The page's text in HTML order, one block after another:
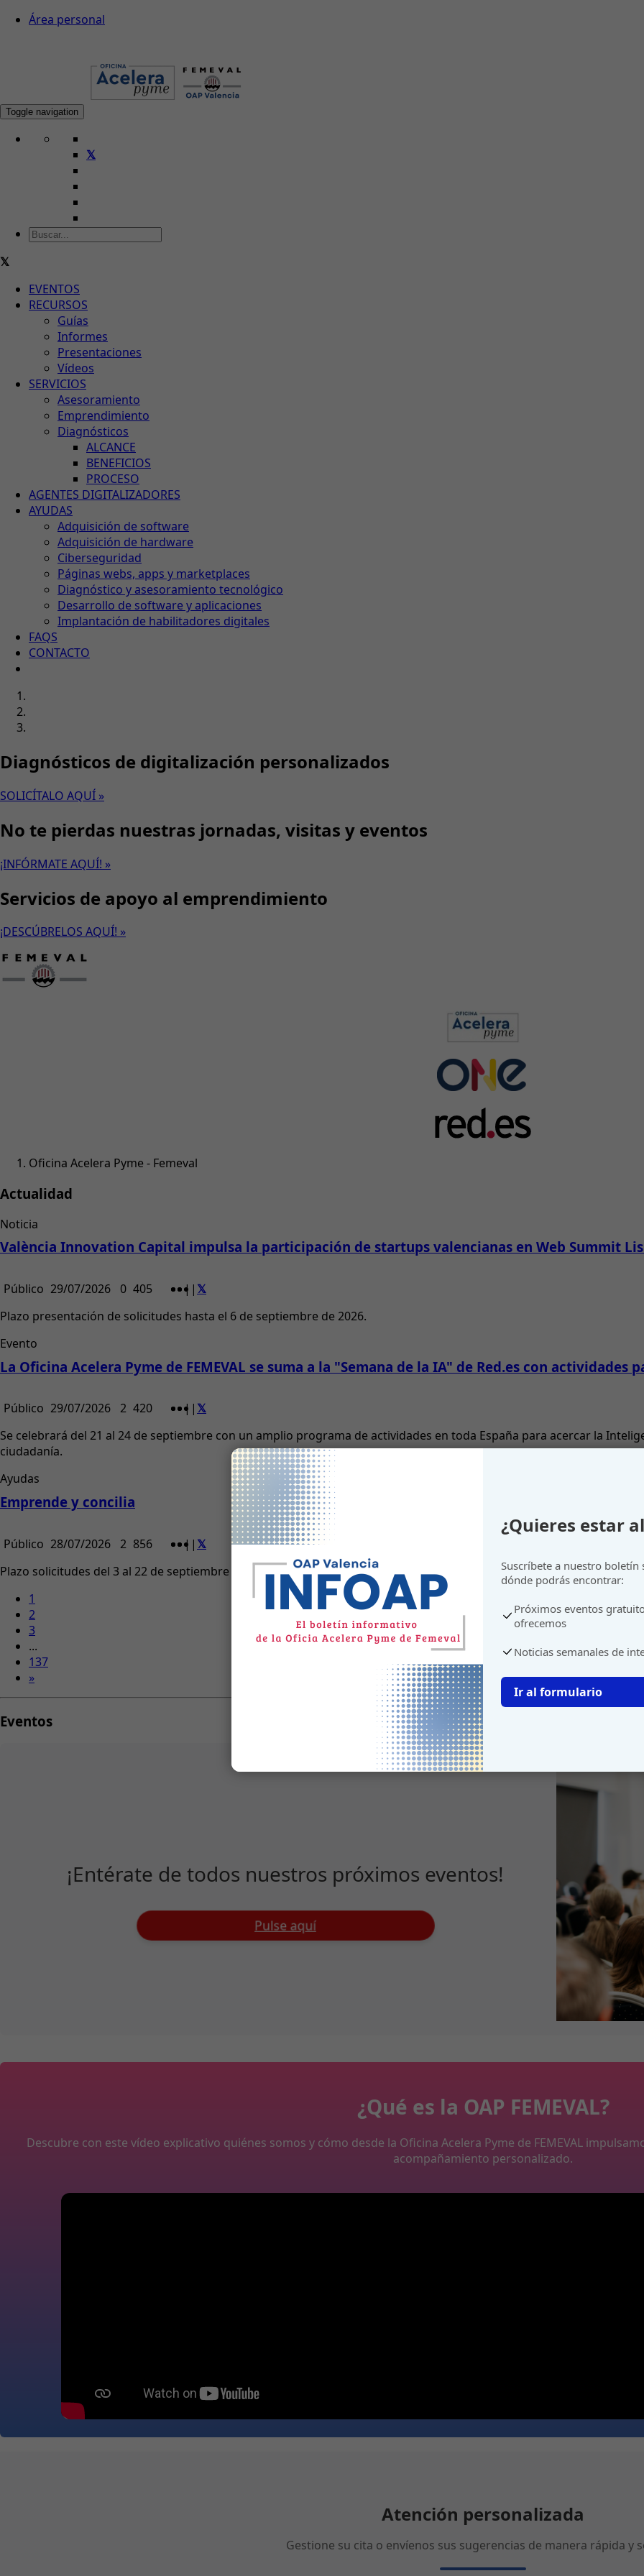
Área personal
Toggle navigation
EVENTOS
RECURSOS
Guías
Informes
Presentaciones
Vídeos
SERVICIOS
Asesoramiento
Emprendimiento
Diagnósticos
ALCANCE
BENEFICIOS
PROCESO
AGENTES DIGITALIZADORES
AYUDAS
Adquisición de software
Adquisición de hardware
Ciberseguridad
Páginas webs, apps y marketplaces
Diagnóstico y asesoramiento tecnológico
Desarrollo de software y aplicaciones
Implantación de habilitadores digitales
FAQS
CONTACTO
Diagnósticos de digitalización personalizados
SOLICÍTALO AQUÍ »
No te pierdas nuestras jornadas, visitas y eventos
¡INFÓRMATE AQUÍ! »
Servicios de apoyo al emprendimiento
¡DESCÚBRELOS AQUÍ! »
Oficina Acelera Pyme - Femeval
Actualidad
Noticia
València Innovation Capital impulsa la participación de startups valencianas en Web Summit
Público 29/07/2026 0 405 | |
Plazo presentación de solicitudes hasta el 6 de septiembre de 2026.
Evento
La Oficina Acelera Pyme de FEMEVAL se suma a la "Semana de la IA" de Red.es con
Público 29/07/2026 2 420 | |
Se celebrará del 21 al 24 de septiembre con un amplio programa de actividades en toda España para acercar la
ciudadanía.
Ayudas
Emprende y concilia
Público 28/07/2026 2 856 | |
Plazo solicitudes del 3 al 22 de septiembre 2026 o hasta agotar presupuesto.
1
2
3
...
137
»
Eventos
¡Entérate de todos nuestros próximos eventos!
Pulse aquí
¿Qué es la OAP FEMEVAL?
Descubre con este vídeo explicativo quiénes somos y cómo desde la Oficina Acelera Pyme de FEMEVAL
acompañamiento personalizado.
Atención personalizada
Gestione su cita o envíenos sus sugerencias de manera rápida y
¿Quieres estar
Suscríbete a nuestro boletín
dónde podrás encontrar:
Próximos eventos
ofrecemos
Noticias semanales de
Ir al formulario